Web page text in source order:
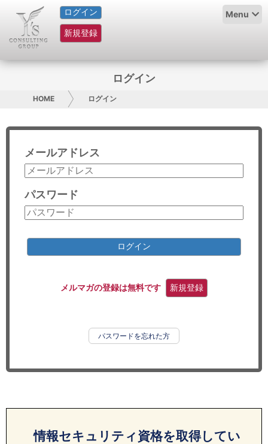
ログイン
新規登録
Menu
HOME
サービス紹介
グループ概要
採用情報
お問い合わせ
コンサルティング
リサーチ
ログイン
HOME ログイン
メールアドレス
パスワード
ログイン
メルマガの登録は無料です 新規登録
パスワードを忘れた方
情報セキュリティ資格を取得してい